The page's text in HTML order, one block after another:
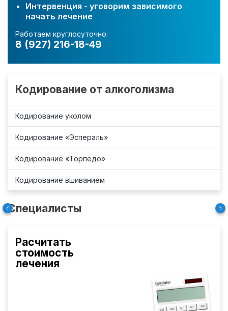
Интервенция - уговорим зависимого
начать лечение
Работаем круглосуточно:
8 (927) 216-18-49
Кодирование от алкоголизма
Кодирование уколом
Кодирование «Эспераль»
Кодирование «Торпедо»
Кодирование вшиванием
Специалисты
Расчитать
стоимость
лечения